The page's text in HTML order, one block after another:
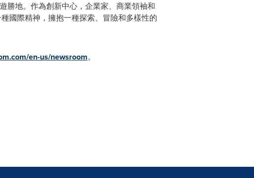
勝地。作為創新中心，企業家、商業領袖和
國際精神，擁抱一種探索、冒險和多樣性的
en-us/newsroom。